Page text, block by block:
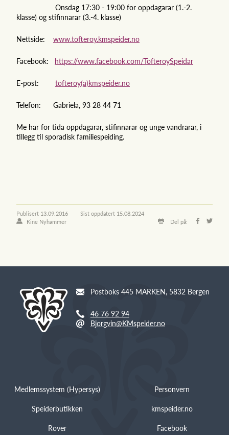
Onsdag 17:30 - 19:00 for oppdagarar (1.-2.
klasse) og stifinnarar (3.-4. klasse)
Nettside: www.tofteroy.kmspeider.no
Facebook: https://www.facebook.com/TofteroySpeidar
E-post: tofteroy(a)kmspeider.no
Telefon: Gabriela, 93 28 44 71
Me har for tida oppdagarar, stifinnarar og unge vandrarar, i
tillegg til sporadisk familiespeiding.
Publisert 13.09.2016 Sist oppdatert 15.08.2024
Kine Nyhammer
Del på:
Postboks 445 MARKEN, 5832 Bergen
46 76 92 94
Bjorgvin@KMspeider.no
Medlemssystem (Hypersys)
Speiderbutikken
Rover
Personvern
kmspeider.no
Facebook